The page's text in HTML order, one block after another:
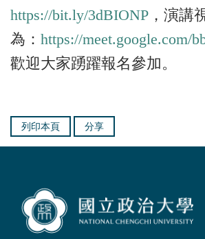
https://bit.ly/3dBIONP ，演講
為： https://meet.google.com/
歡迎大家踴躍報名參加。
列印本頁 分享